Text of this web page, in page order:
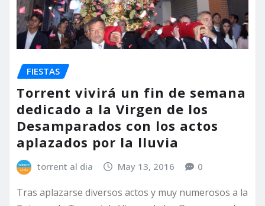
FIESTAS
Torrent vivirá un fin de semana
dedicado a la Virgen de los
Desamparados con los actos
aplazados por la lluvia
torrent al dia May 13, 2016 0
Tras aplazarse diversos actos y muy numerosos a la